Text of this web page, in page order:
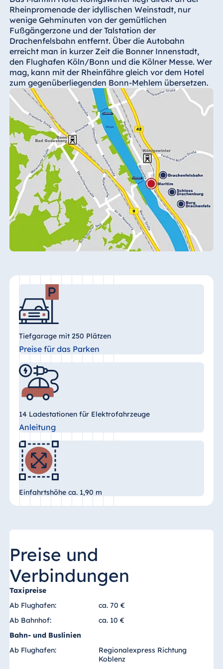
Hotel Bonn
Hotel Bremen
Hotel Darmstadt
Hotel Dresden
Hotel Düsseldorf
Hotel Frankfurt
Hotel am
Schlossgarten
Fulda
Airport Hotel
Hannover
Hotel Ingolstadt
Hotel Bellevue
Kiel
Hotel Köln
Hotel
Königswinter
Hotel Magdeburg
Hotel Stuttgart
Seehotel
Timmendorfer
Strand
TitiseeHotel
Titisee-Neustadt
Strandhotel
Travemünde
Hotel Ulm
Star-Apart Hansa
Hotel Wiesbaden
Hotel Würzburg
Ägypten
Jolie Ville Resort
& Casino Sharm
Albanien
Hotel Plaza
Tirana
Resort Marina
Rheinpromenade der idyllischen Weinstadt, nur
wenige Gehminuten von der gemütlichen
Fußgängerzone und der Talstation der
Drachenfelsbahn entfernt. Über die Autobahn
erreicht man in kurzer Zeit die Bonner Innenstadt,
den Flughafen Köln/Bonn und die Kölner Messe. Wer
mag, kann mit der Rheinfähre gleich vor dem Hotel
zum gegenüberliegenden Bonn-Mehlem übersetzen.
Tiefgarage mit 250 Plätzen
Preise für das Parken
14 Ladestationen für Elektrofahrzeuge
Anleitung
Einfahrtshöhe ca. 1,90 m
Preise und
Verbindungen
Taxipreise
Ab Flughafen:
ca. 70 €
Ab Bahnhof:
ca. 10 €
Bahn- und Buslinien
Ab Flughafen:
Regionalexpress Richtung
Koblenz